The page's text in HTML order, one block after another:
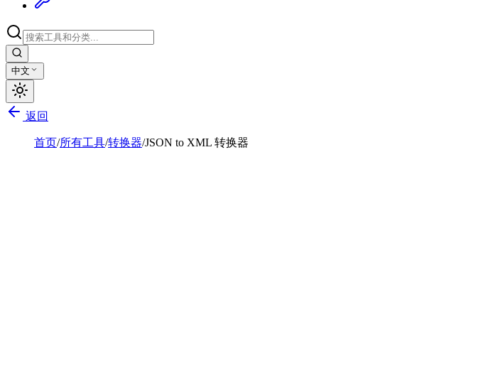
中文
返回
首页/所有工具/转换器/JSON to XML 转换器